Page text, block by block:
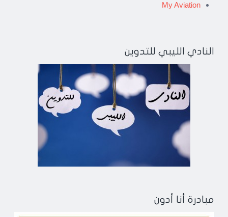
My Aviation
النادي الليبي للتدوين
مبادرة أنا أدون